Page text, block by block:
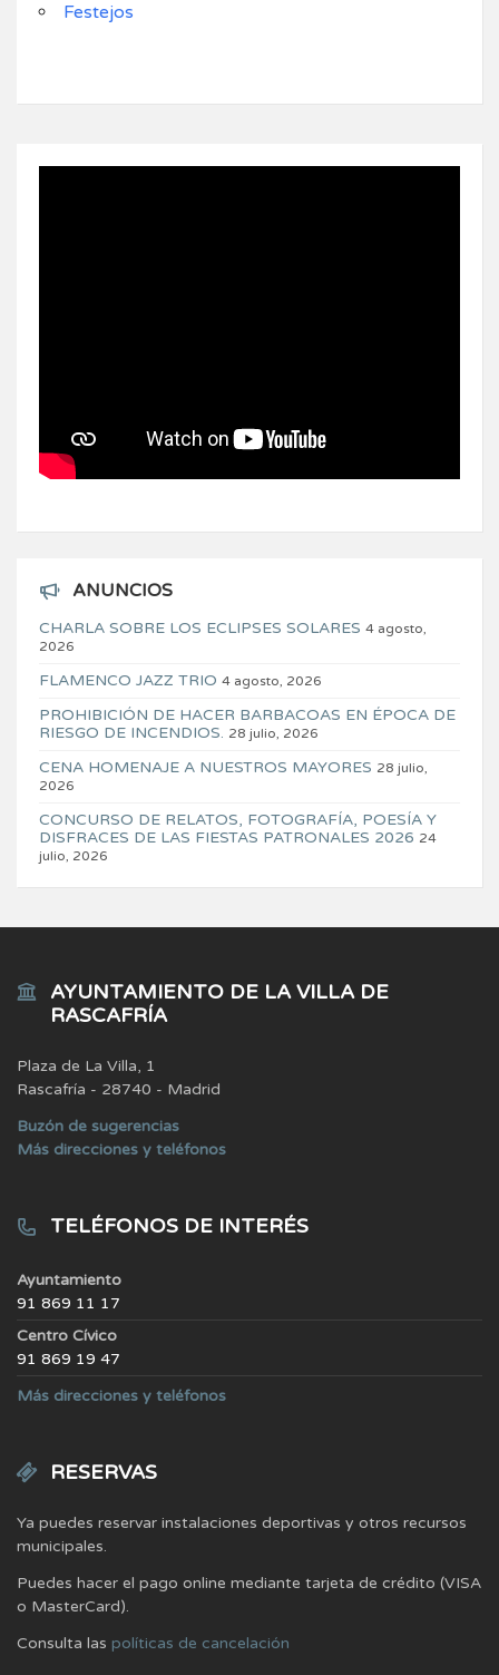
Festejos
ANUNCIOS
CHARLA SOBRE LOS ECLIPSES SOLARES 4 agosto,
2026
FLAMENCO JAZZ TRIO 4 agosto, 2026
PROHIBICIÓN DE HACER BARBACOAS EN ÉPOCA DE
RIESGO DE INCENDIOS. 28 julio, 2026
CENA HOMENAJE A NUESTROS MAYORES 28 julio,
2026
CONCURSO DE RELATOS, FOTOGRAFÍA, POESÍA Y
DISFRACES DE LAS FIESTAS PATRONALES 2026 24
julio, 2026
AYUNTAMIENTO DE LA VILLA DE
RASCAFRÍA
Plaza de La Villa, 1
Rascafría - 28740 - Madrid
Buzón de sugerencias
Más direcciones y teléfonos
TELÉFONOS DE INTERÉS
Ayuntamiento
91 869 11 17
Centro Cívico
91 869 19 47
Más direcciones y teléfonos
RESERVAS
Ya puedes reservar instalaciones deportivas y otros recursos
municipales.
Puedes hacer el pago online mediante tarjeta de crédito (VISA
o MasterCard).
Consulta las políticas de cancelación